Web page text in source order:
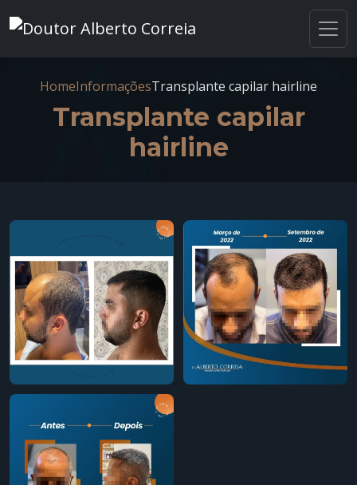
HomeInformaçõesTransplante capilar hairline
Transplante capilar
hairline